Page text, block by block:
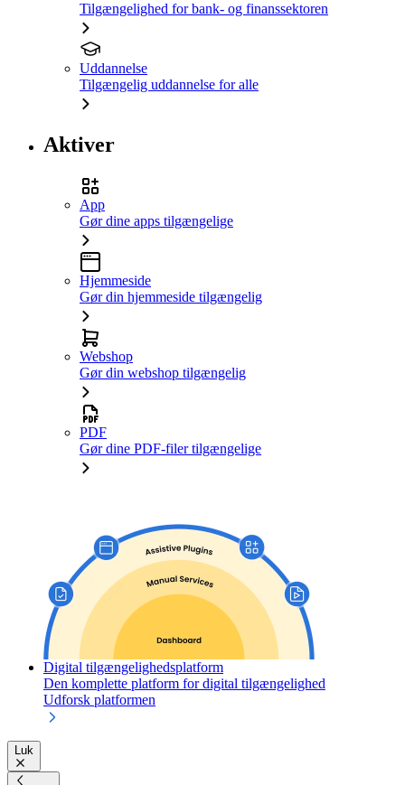
Tilgængelighed for bank- og finanssektoren
Uddannelse
Tilgængelig uddannelse for alle
Aktiver
App
Gør dine apps tilgængelige
Hjemmeside
Gør din hjemmeside tilgængelig
Webshop
Gør din webshop tilgængelig
PDF
Gør dine PDF-filer tilgængelige
Digital tilgængelighedsplatform
Den komplette platform for digital tilgængelighed
Udforsk platformen
Luk